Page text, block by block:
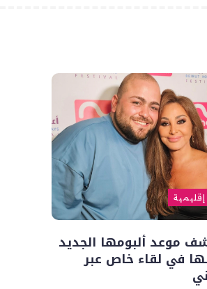
موعد ألبومها الجديد
في لقاء خاص عبر